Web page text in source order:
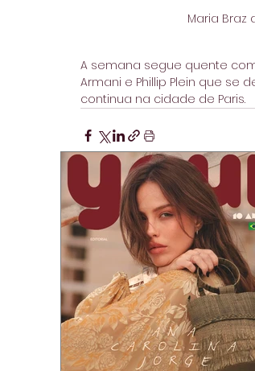
Maria Braz
A semana segue quente
Armani e Phillip Plein que
continua na cidade de Paris.